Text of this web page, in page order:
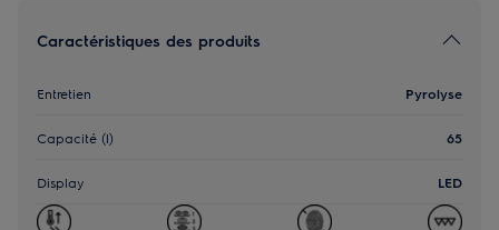
Caractéristiques des produits
Entretien Pyrolyse
Capacité (l) 65
Display LED